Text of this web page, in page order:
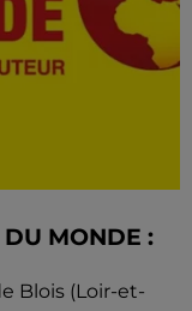
DU MONDE :
Blois (Loir-et-